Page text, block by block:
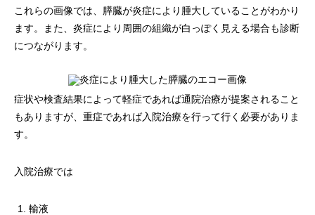
これらの画像では、膵臓が炎症により腫大していることがわかり
ます。また、炎症により周囲の組織が白っぽく見える場合も診断
につながります。
症状や検査結果によって軽症であれば通院治療が提案されること
もありますが、重症であれば入院治療を行って行く必要がありま
す。
入院治療では
輸液